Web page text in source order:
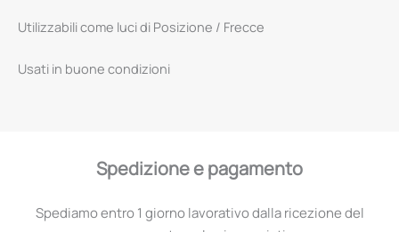
Utilizzabili come luci di Posizione / Frecce
Usati in buone condizioni
Spedizione e pagamento
Spediamo entro 1 giorno lavorativo dalla ricezione del